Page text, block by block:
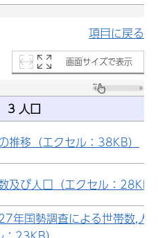
項目に戻る
画面サイズで表示
3 人口
推移（エクセル：38KB）
及び人口（エクセル：28KB
年国勢調査による世帯数,人